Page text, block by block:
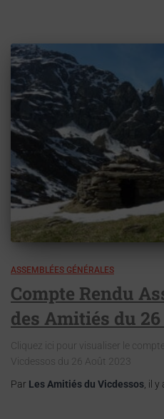
ASSEMBLÉES GÉNÉRALES
Compte Rendu
des Amitiés du
Cliquez ici pour visualiser le
Vicdessos du 26 Août 2023
Par Les Amitiés du Vicdessos , il y